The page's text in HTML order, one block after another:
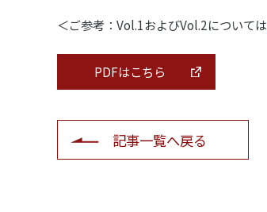
＜ご参考：Vol.1およびVol.2については
PDFはこちら
記事一覧へ戻る